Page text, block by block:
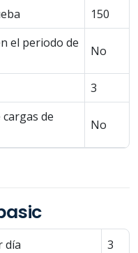
150
el periodo de
No
3
de
No
día 3